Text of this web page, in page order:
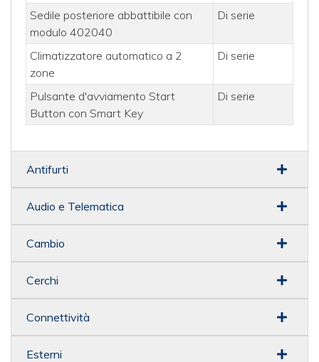
Sedile posteriore abbattibile con
modulo 402040
Di serie
Climatizzatore automatico a 2
zone
Di serie
Pulsante d'avviamento Start
Button con Smart Key
Di serie
Antifurti
Audio e Telematica
Cambio
Cerchi
Connettività
Esterni